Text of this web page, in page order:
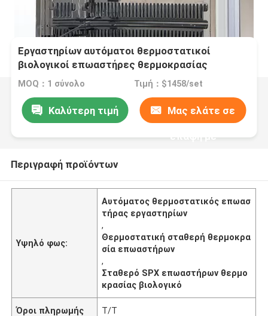
Εργαστηρίων αυτόματοι θερμοστατικοί
βιολογικοί επωαστήρες θερμοκρασίας
επωαστήρων σταθεροί
MOQ：1 σύνολο Τιμή：$1458/set
Καλύτερη τιμή Μας ελάτε σε
επαφή με
Περιγραφή προϊόντων
Υψηλό φως:
Αυτόματος θερμοστατικός επωασ
τήρας εργαστηρίων
,
Θερμοστατική σταθερή θερμοκρα
σία επωαστήρων
,
Σταθερό SPX επωαστήρων θερμο
κρασίας βιολογικό
Όροι πληρωμής T/T